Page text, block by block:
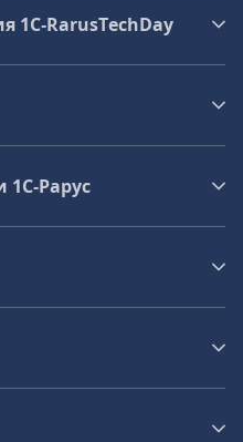
1C‑RarusTechDay